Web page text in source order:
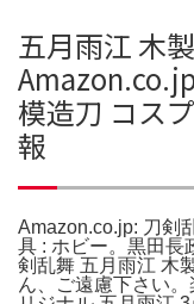
五月雨江 木
模造刀 コス
報
Amazon.co.jp: 刀剣
具 : ホビー。黒田長
剣乱舞 五月雨江 木
ん、ご遠慮下さい